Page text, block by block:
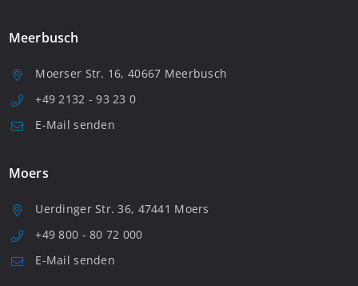
Meerbusch
Moerser Str. 16, 40667 Meerbusch
+49 2132 - 93 23 0
E-Mail senden
Moers
Uerdinger Str. 36, 47441 Moers
+49 800 - 80 72 000
E-Mail senden